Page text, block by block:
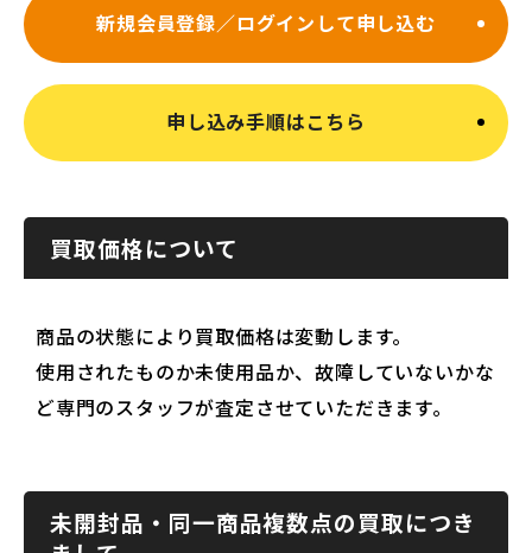
新規会員登録／ログインして申し込む
申し込み手順はこちら
買取価格について
商品の状態により買取価格は変動します。
使用されたものか未使用品か、故障していないかな
ど専門のスタッフが査定させていただきます。
未開封品・同一商品複数点の買取につき